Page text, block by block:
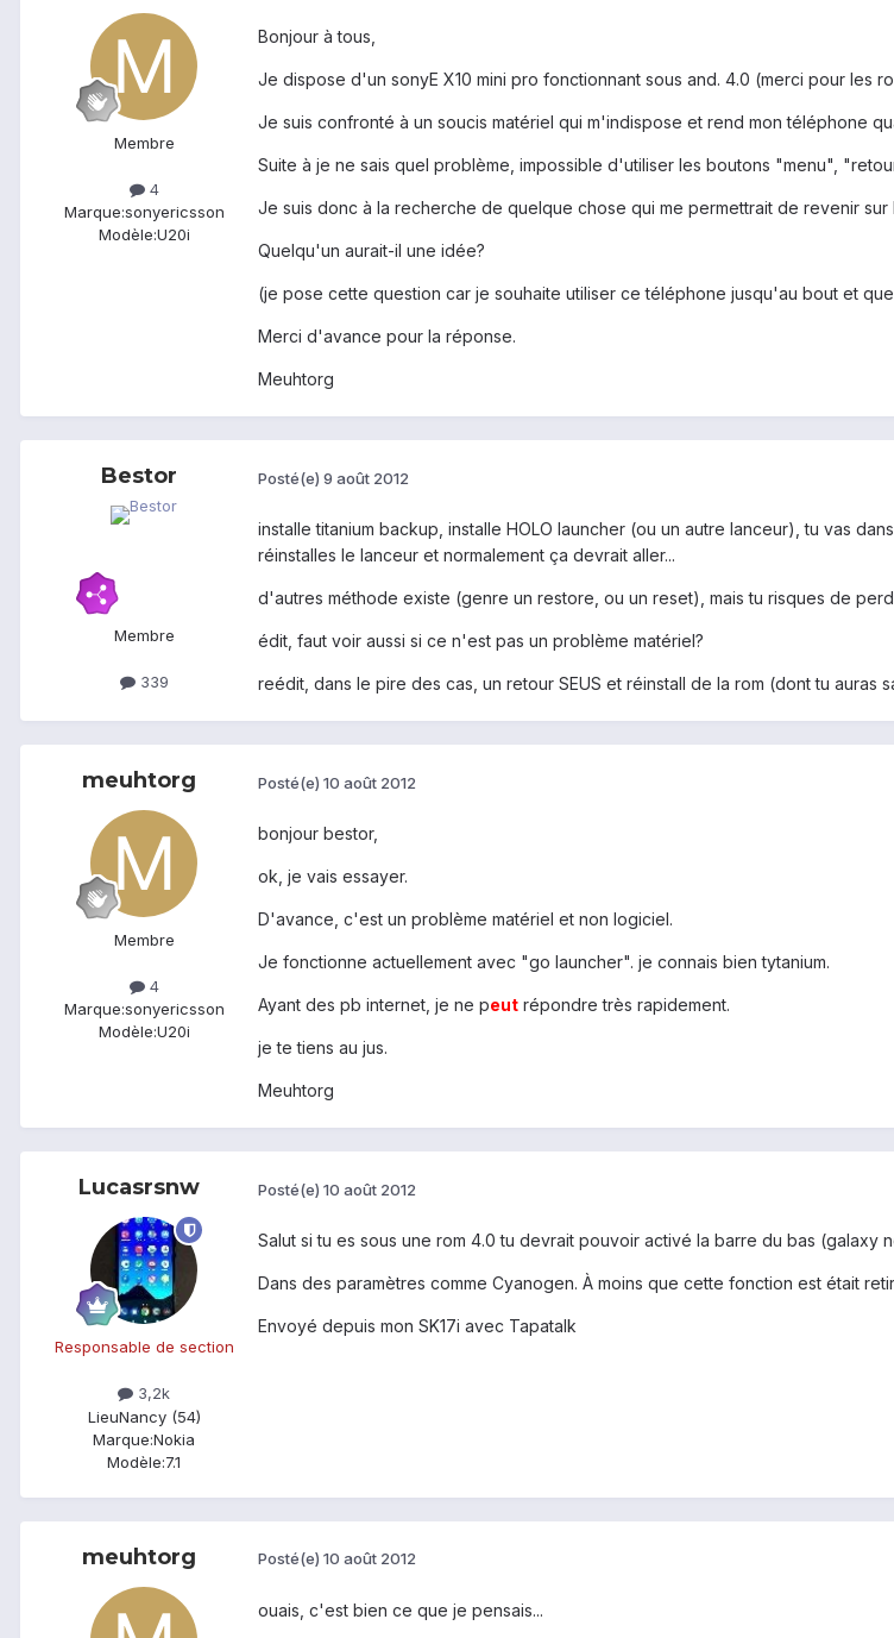
Membre
4
Marque:sonyericsson
Modèle:U20i
Bonjour à tous,
Je dispose d'un sonyE X10 mini pro fonctionnant sous and. 4.0 (merci pour les
Je suis confronté à un soucis matériel qui m'indispose et rend mon téléphone
Suite à je ne sais quel problème, impossible d'utiliser les boutons "menu",
Je suis donc à la recherche de quelque chose qui me permettrait de revenir
Quelqu'un aurait-il une idée?
(je pose cette question car je souhaite utiliser ce téléphone jusqu'au bout et
Merci d'avance pour la réponse.
Meuhtorg
Bestor
Membre
339
Posté(e) 9 août 2012
installe titanium backup, installe HOLO launcher (ou un autre lanceur), tu vas
réinstalles le lanceur et normalement ça devrait aller...
d'autres méthode existe (genre un restore, ou un reset), mais tu risques de
édit, faut voir aussi si ce n'est pas un problème matériel?
reédit, dans le pire des cas, un retour SEUS et réinstall de la rom (dont tu auras
meuhtorg
Membre
4
Marque:sonyericsson
Modèle:U20i
Posté(e) 10 août 2012
bonjour bestor,
ok, je vais essayer.
D'avance, c'est un problème matériel et non logiciel.
Je fonctionne actuellement avec "go launcher". je connais bien tytanium.
Ayant des pb internet, je ne peut répondre très rapidement.
je te tiens au jus.
Meuhtorg
Lucasrsnw
Responsable de section
3,2k
LieuNancy (54)
Marque:Nokia
Modèle:7.1
Posté(e) 10 août 2012
Salut si tu es sous une rom 4.0 tu devrait pouvoir activé la barre du bas (galaxy
Dans des paramètres comme Cyanogen. À moins que cette fonction est était
Envoyé depuis mon SK17i avec Tapatalk
meuhtorg Posté(e) 10 août 2012
ouais, c'est bien ce que je pensais...